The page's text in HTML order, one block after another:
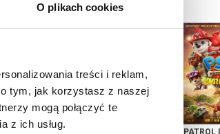
O plikach cookies
treści i reklam,
tym, jak korzystasz z naszej
mogą połączyć te
z ich usług.
NA TOPIE: MILCZENIE
PSI